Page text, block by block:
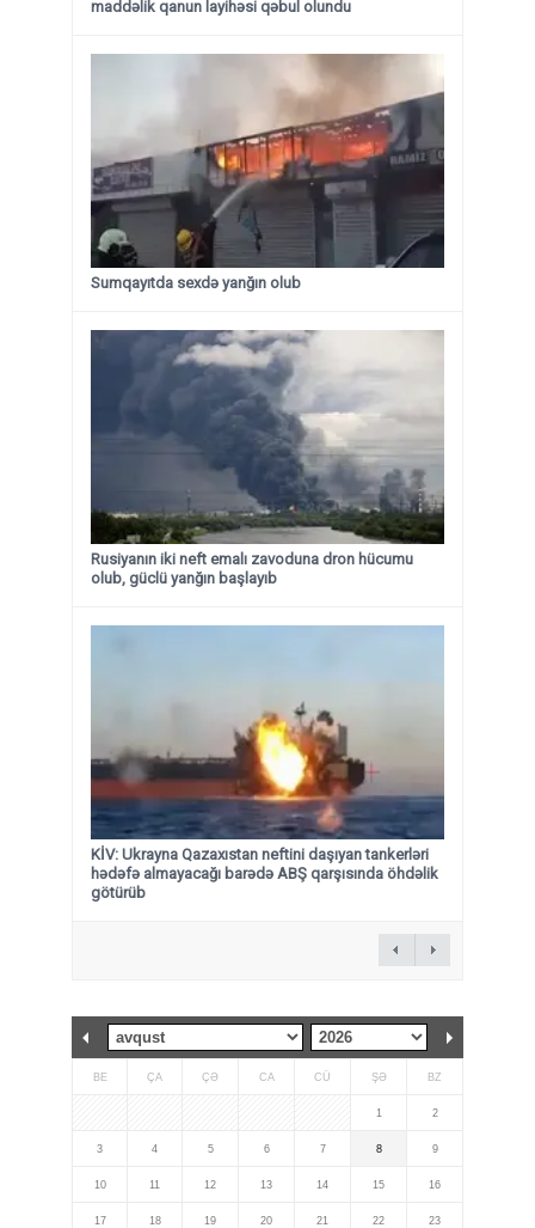
maddəlik qanun layihəsi qəbul olundu ​​​​​​​
Sumqayıtda sexdə yanğın olub
Rusiyanın iki neft emalı zavoduna dron hücumu
olub, güclü yanğın başlayıb
KİV: Ukrayna Qazaxıstan neftini daşıyan tankerləri
hədəfə almayacağı barədə ABŞ qarşısında öhdəlik
götürüb
BE ÇA ÇƏ CA CÜ ŞƏ BZ
1 2
3 4 5 6 7 8 9
10 11 12 13 14 15 16
17 18 19 20 21 22 23